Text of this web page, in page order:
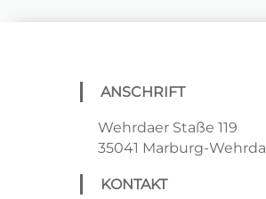
ANSCHRIFT
Wehrdaer Staße 119
35041 Marburg-Wehrda
KONTAKT